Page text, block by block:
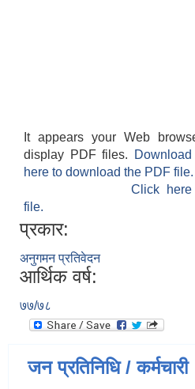
It appears your Web
display PDF files.
here to download the PDF file.
Click
file.
प्रकार:
अनुगमन प्रतिवेदन
आर्थिक वर्ष:
७७/७८
जन प्रतिनिधि / कर्मचारी